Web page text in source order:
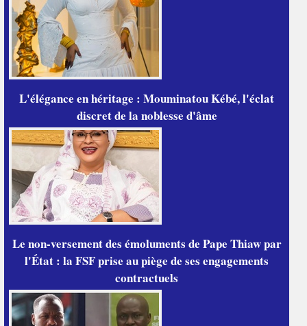
L'élégance en héritage : Mouminatou Kébé, l'éclat
discret de la noblesse d'âme
Le non-versement des émoluments de Pape Thiaw par
l'État : la FSF prise au piège de ses engagements
contractuels